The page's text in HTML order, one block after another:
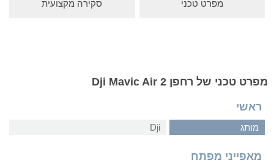
מפרט טכני סקירה מקצועית
מפרט טכני של רחפן Dji Mavic Air 2
ראשי
מותג Dji
מאפייני מפתח